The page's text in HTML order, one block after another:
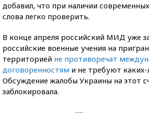
добавил, что при наличии
слова легко проверить.
В конце апреля российский МИД уже
российские военные учения на
территорией не противоречат
договоренностям и не требуют каких-
Обсуждение жалобы Украины на этот
заблокировала.